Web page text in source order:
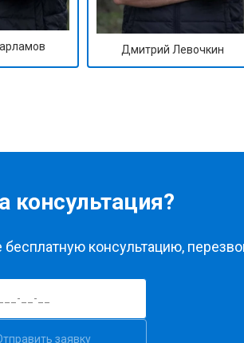
Дмитрий Левочкин
консультация?
бесплатную консультацию,
заявку